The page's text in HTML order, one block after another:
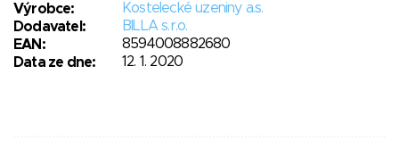
Výrobce:
Kostelecké uzeniny a.s.
Dodavatel:
BILLA s.r.o.
EAN:
8594008882680
Data ze dne:
12. 1. 2020